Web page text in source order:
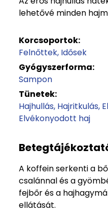
lehetővé minden
Korcsoportok:
Felnőttek Idősek
Gyógyszerforma:
Sampon
Tünetek:
Hajhullás Hajritkulás
Elvékonyodott haj
A koffein serkenti a
csalánnal és a
fejbőr és a
ellátását.